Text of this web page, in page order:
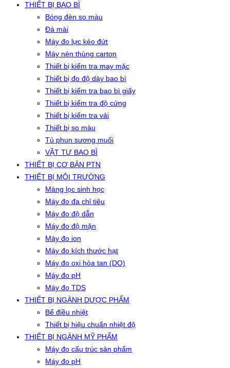
THIẾT BỊ BAO BÌ
Bóng đèn so màu
Đá mài
Máy đo lực kéo đứt
Máy nén thùng carton
Thiết bị kiểm tra may mặc
Thiết bị đo độ dày bao bì
Thiết bị kiểm tra bao bì giấy
Thiết bị kiểm tra độ cứng
Thiết bị kiểm tra vải
Thiết bị so màu
Tủ phun sương muối
VẬT TƯ BAO BÌ
THIẾT BỊ CƠ BẢN PTN
THIẾT BỊ MÔI TRƯỜNG
Màng lọc sinh học
Máy đo đa chỉ tiêu
Máy đo độ dẫn
Máy đo độ mặn
Máy đo ion
Máy đo kích thước hạt
Máy đo oxi hòa tan (DO)
Máy đo pH
Máy đo TDS
THIẾT BỊ NGÀNH DƯỢC PHẨM
Bể điều nhiệt
Thiết bị hiệu chuẩn nhiệt độ
THIẾT BỊ NGÀNH MỸ PHẨM
Máy đo cấu trúc sản phẩm
Máy đo pH